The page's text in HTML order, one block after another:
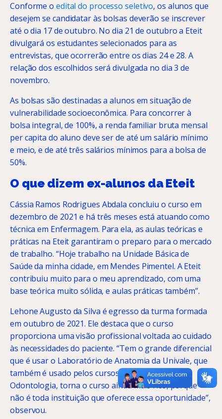
Conforme o edital do processo seletivo, os alunos que
desejem se candidatar às bolsas deverão se inscrever
até o dia 17 de outubro. No dia 21 de outubro a Eteit
divulgará os estudantes selecionados para as
entrevistas, que ocorrerão entre os dias 24 e 28. A
relação dos escolhidos será divulgada no dia 3 de
novembro.
As bolsas são destinadas a alunos em situação de
vulnerabilidade socioeconômica. Para concorrer à
bolsa integral, de 100%, a renda familiar bruta mensal
per capita do aluno deve ser de até um salário mínimo
e meio, e de até três salários mínimos para a bolsa de
50%.
O que dizem ex-alunos da Eteit
Cássia Ramos Rodrigues Abdala concluiu o curso em
dezembro de 2021 e há três meses está atuando como
técnica em Enfermagem. Para ela, as aulas teóricas e
práticas na Eteit garantiram o preparo para o mercado
de trabalho. “Hoje trabalho na Unidade Básica de
Saúde da minha cidade, em Mendes Pimentel. A Eteit
contribuiu muito para o meu aprendizado, com uma
base teórica muito sólida, e aulas práticas também”.
Lehone Augusto da Silva é egresso da turma formada
em outubro de 2021. Ele destaca que o curso
proporciona uma visão profissional voltada ao cuidado
às necessidades do paciente. “Tem o grande diferencial
que é usar o Laboratório de Anatomia da Univale, que
também é usado pelos cursos de Medicina e
Odontologia, torna o curso ainda mais rico, porque
não é toda instituição que oferece essa oportunidade”,
observou.